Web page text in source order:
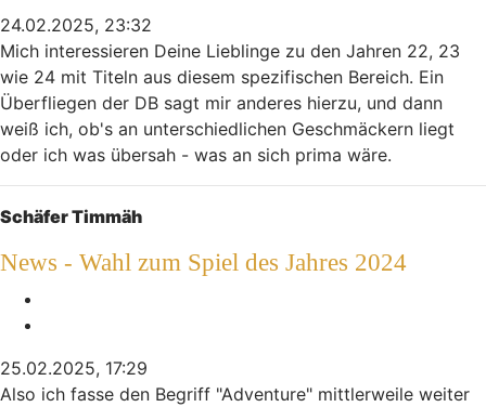
24.02.2025, 23:32
Mich interessieren Deine Lieblinge zu den Jahren 22, 23
wie 24 mit Titeln aus diesem spezifischen Bereich. Ein
Überfliegen der DB sagt mir anderes hierzu, und dann
weiß ich, ob's an unterschiedlichen Geschmäckern liegt
oder ich was übersah - was an sich prima wäre.
Schäfer Timmäh
News - Wahl zum Spiel des Jahres 2024
25.02.2025, 17:29
Also ich fasse den Begriff "Adventure" mittlerweile weiter